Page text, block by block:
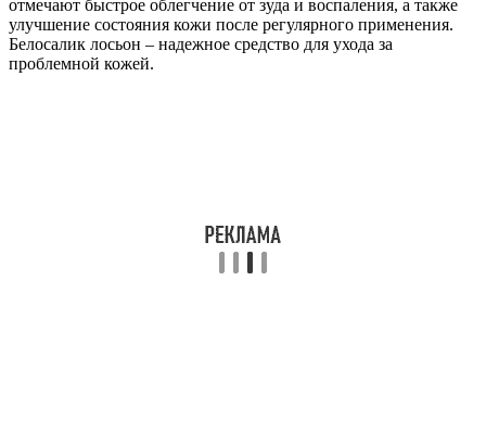
отмечают быстрое облегчение от зуда и воспаления, а также
улучшение состояния кожи после регулярного применения.
Белосалик лосьон – надежное средство для ухода за
проблемной кожей.